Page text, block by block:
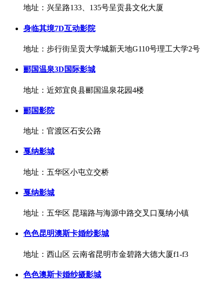
地址：兴呈路133、135号呈贡县文化大厦
身临其境7D互动影院
地址：步行街呈贡大学城新天地G110号理工大学2号
郦国温泉3D国际影城
地址：近郊宜良县郦国温泉花园4楼
郦国影院
地址：官渡区石安公路
戛纳影城
地址：五华区小屯立交桥
戛纳影城
地址：五华区 昆瑞路与海源中路交叉口戛纳小镇
色色昆明澳斯卡婚纱影城
地址：西山区 云南省昆明市金碧路大德大厦f1-f3
色色澳斯卡婚纱摄影城